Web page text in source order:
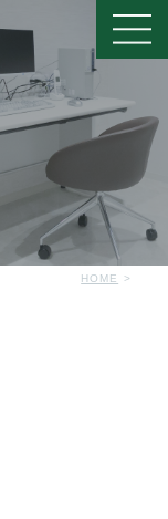
HOME